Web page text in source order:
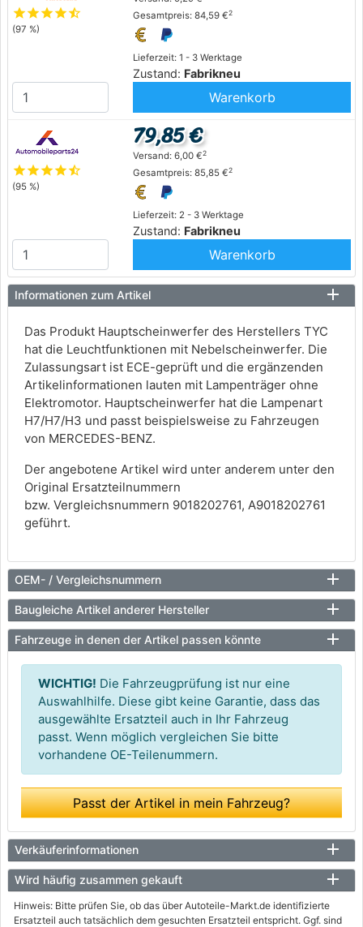
starstarstarstarstar_half
(97 %)
Lieferzeit: 1 - 3 Werktage
Zustand: Fabrikneu
Gesamtpreis: 84,59 €2
Warenkorb
starstarstarstarstar_half
(95 %)
Lieferzeit: 2 - 3 Werktage
Zustand: Fabrikneu
79,85 €
Versand: 6,00 €2
Gesamtpreis: 85,85 €2
Warenkorb
Informationen zum Artikel
Das Produkt Hauptscheinwerfer des Herstellers TYC
hat die Leuchtfunktionen mit Nebelscheinwerfer. Die
Zulassungsart ist ECE-geprüft und die ergänzenden
Artikelinformationen lauten mit Lampenträger ohne
Elektromotor. Hauptscheinwerfer hat die Lampenart
H7/H7/H3 und passt beispielsweise zu Fahrzeugen
von MERCEDES-BENZ.
Der angebotene Artikel wird unter anderem unter den
Original Ersatzteilnummern
bzw. Vergleichsnummern 9018202761, A9018202761
geführt.
OEM- / Vergleichsnummern
Baugleiche Artikel anderer Hersteller
Fahrzeuge in denen der Artikel passen könnte
WICHTIG! Die Fahrzeugprüfung ist nur eine
Auswahlhilfe. Diese gibt keine Garantie, dass das
ausgewählte Ersatzteil auch in Ihr Fahrzeug
passt. Wenn möglich vergleichen Sie bitte
vorhandene OE-Teilenummern.
Passt der Artikel in mein Fahrzeug?
Verkäuferinformationen
Wird häufig zusammen gekauft
Hinweis: Bitte prüfen Sie, ob das über Autoteile-Markt.de identifizierte
Ersatzteil auch tatsächlich dem gesuchten Ersatzteil entspricht. Ggf. sind